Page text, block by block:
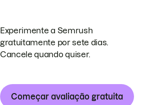
Experimente a Semrush
gratuitamente por sete dias.
Cancele quando quiser.
Começar avaliação gratuita